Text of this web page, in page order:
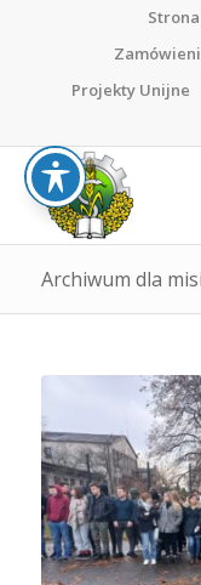
Projekty Unijne
Archiwum dla